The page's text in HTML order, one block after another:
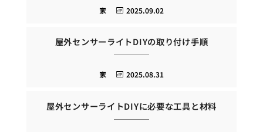
2025.09.02
家
屋外センサーライトDIYの取り付け手順
2025.08.31
家
屋外センサーライトDIYに必要な工具と材料